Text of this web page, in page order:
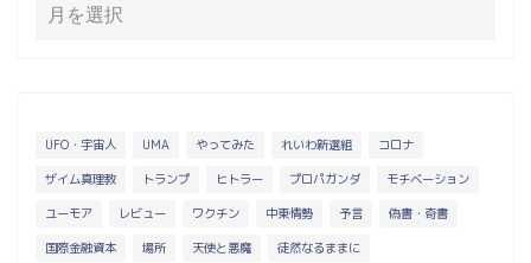
UFO・宇宙人 UMA やってみた れいわ新選組 コロナ
ザイム真理教 トランプ ヒトラー プロパガンダ モチベーション
ユーモア レビュー ワクチン 中東情勢 予言 偽書・奇書
国際金融資本 場所 天使と悪魔 徒然なるままに